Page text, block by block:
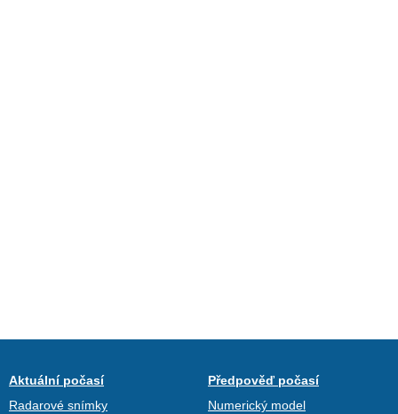
Aktuální počasí
Radarové snímky
Předpověď počasí
Numerický model